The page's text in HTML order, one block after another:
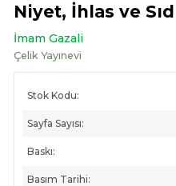
Niyet, İhlas ve
İmam Gazali
Çelik Yayınevi
Stok Kodu:
Sayfa Sayısı:
Baskı:
Basım Tarihi: